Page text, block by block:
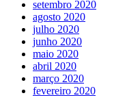
setembro 2020
agosto 2020
julho 2020
junho 2020
maio 2020
abril 2020
março 2020
fevereiro 2020